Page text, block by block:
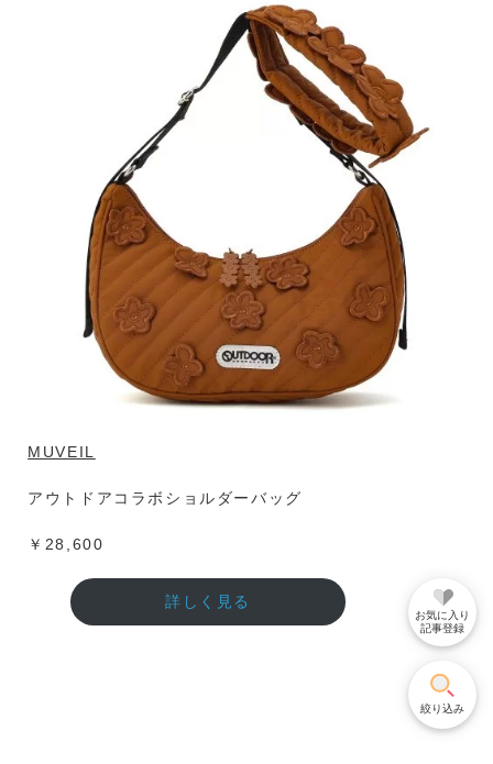
MUVEIL
アウトドアコラボショルダーバッグ
￥28,600
詳しく見る
お気に入り
記事登録
絞り込み